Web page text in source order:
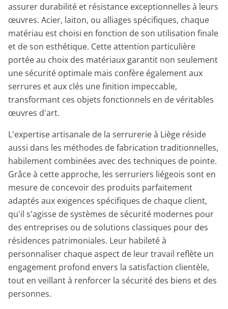
assurer durabilité et résistance exceptionnelles à leurs
œuvres. Acier, laiton, ou alliages spécifiques, chaque
matériau est choisi en fonction de son utilisation finale
et de son esthétique. Cette attention particulière
portée au choix des matériaux garantit non seulement
une sécurité optimale mais confère également aux
serrures et aux clés une finition impeccable,
transformant ces objets fonctionnels en de véritables
œuvres d'art.
L'expertise artisanale de la serrurerie à Liège réside
aussi dans les méthodes de fabrication traditionnelles,
habilement combinées avec des techniques de pointe.
Grâce à cette approche, les serruriers liégeois sont en
mesure de concevoir des produits parfaitement
adaptés aux exigences spécifiques de chaque client,
qu'il s'agisse de systèmes de sécurité modernes pour
des entreprises ou de solutions classiques pour des
résidences patrimoniales. Leur habileté à
personnaliser chaque aspect de leur travail reflète un
engagement profond envers la satisfaction clientèle,
tout en veillant à renforcer la sécurité des biens et des
personnes.